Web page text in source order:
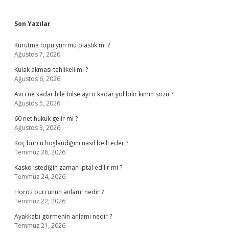
Sidebar
Son Yazılar
Kurutma topu yün mü plastik mi ?
Ağustos 7, 2026
Kulak akması tehlikeli mi ?
Ağustos 6, 2026
Avcı ne kadar hile bilse ayı o kadar yol bilir kimin sözü ?
Ağustos 5, 2026
60 net hukuk gelir mi ?
Ağustos 3, 2026
Koç burcu hoşlandığını nasıl belli eder ?
Temmuz 26, 2026
Kasko istediğin zaman iptal edilir mi ?
Temmuz 24, 2026
Horoz burcunun anlamı nedir ?
Temmuz 22, 2026
Ayakkabı görmenin anlamı nedir ?
Temmuz 21, 2026